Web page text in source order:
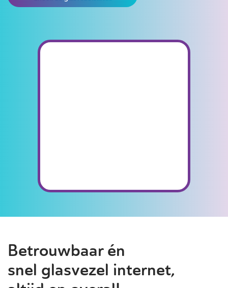
Betrouwbaar én
snel glasvezel internet,